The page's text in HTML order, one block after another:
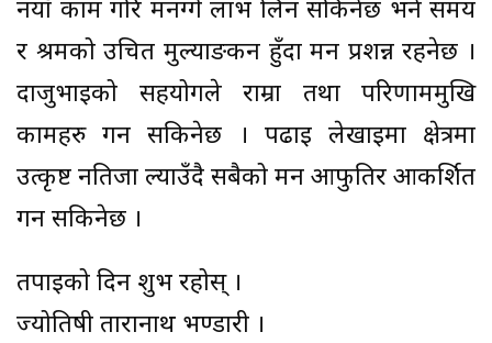
नयाँ काम गरि मनग्गे लाभ लिन सकिनेछ भने समय
र श्रमको उचित मुल्याङकन हुँदा मन प्रशन्न रहनेछ ।
दाजुभाईको सहयोगले राम्रा तथा परिणाममुखि
कामहरु गर्न सकिनेछ । पढाई लेखाईमा क्षेत्रमा
उत्कृष्ट नतिजा ल्याउँदै सबैको मन आफुतिर आकर्शित
गर्न सकिनेछ ।
तपाईको दिन शुभ रहोस् ।
ज्योतिषी तारानाथ भण्डारी ।